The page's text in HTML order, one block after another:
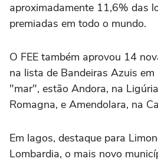
aproximadamente 11,6% das
premiadas em todo o mundo.
O FEE também aprovou 14
na lista de Bandeiras Azuis
"mar", estão Andora, na
Romagna, e Amendolara, na
Em lagos, destaque para
Lombardia, o mais novo